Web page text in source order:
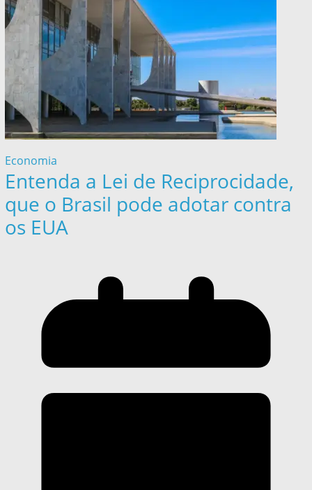
Economia
Entenda a Lei de Reciprocidade,
que o Brasil pode adotar contra
os EUA